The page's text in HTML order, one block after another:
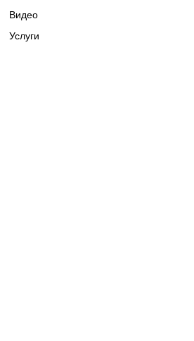
Видео
Услуги